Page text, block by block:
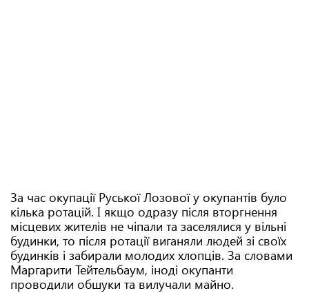
За час окупації Руської Лозової у окупантів було
кілька ротацій. І якщо одразу після вторгнення
місцевих жителів не чіпали та заселялися у вільні
будинки, то після ротації виганяли людей зі своїх
будинків і забирали молодих хлопців. За словами
Маргарити Тейтельбаум, іноді окупанти
проводили обшуки та вилучали майно.